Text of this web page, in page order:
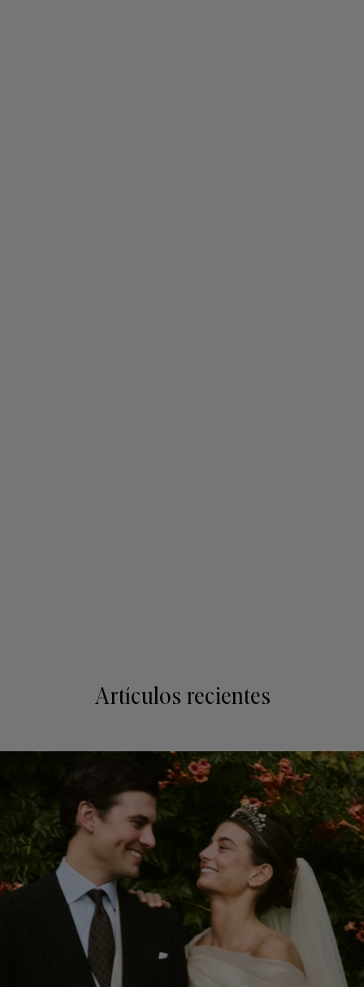
Artículos recientes